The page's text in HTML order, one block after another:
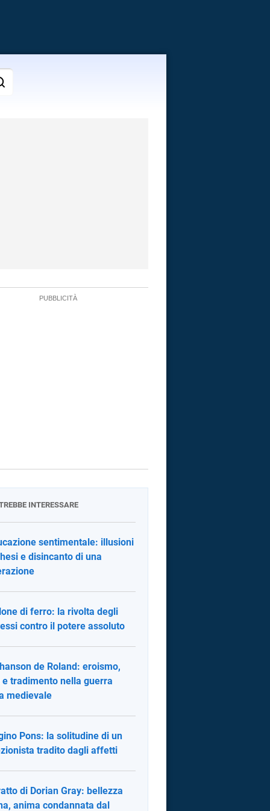
INTERESSARE
sentimentale: illusioni
e disincanto di una
di ferro: la rivolta degli
contro il potere assoluto
de Roland: eroismo,
tradimento nella guerra
medievale
Pons: la solitudine di un
tradito dagli affetti
di Dorian Gray: bellezza
anima condannata dal